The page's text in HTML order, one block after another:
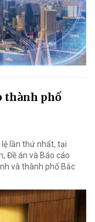
thành phố
lần thứ nhất, tại
Đề án và Báo cáo
và thành phố Bắc